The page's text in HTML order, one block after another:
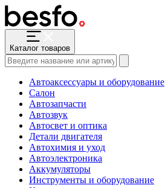
Каталог товаров
Автоаксессуары и оборудование
Салон
Автозапчасти
Автозвук
Автосвет и оптика
Детали двигателя
Автохимия и уход
Автоэлектроника
Аккумуляторы
Инструменты и оборудование